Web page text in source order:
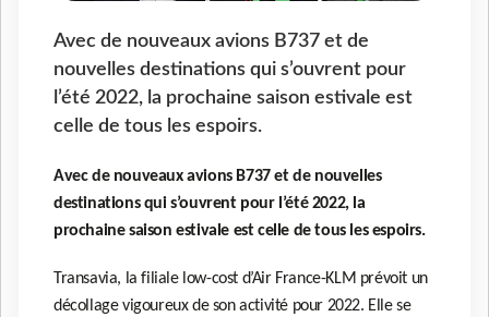
Avec de nouveaux avions B737 et de
nouvelles destinations qui s’ouvrent pour
l’été 2022, la prochaine saison estivale est
celle de tous les espoirs.
Avec de nouveaux avions B737 et de nouvelles
destinations qui s’ouvrent pour l’été 2022, la
prochaine saison estivale est celle de tous les espoirs.
Transavia, la filiale low-cost d’Air France-KLM prévoit un
décollage vigoureux de son activité pour 2022. Elle se